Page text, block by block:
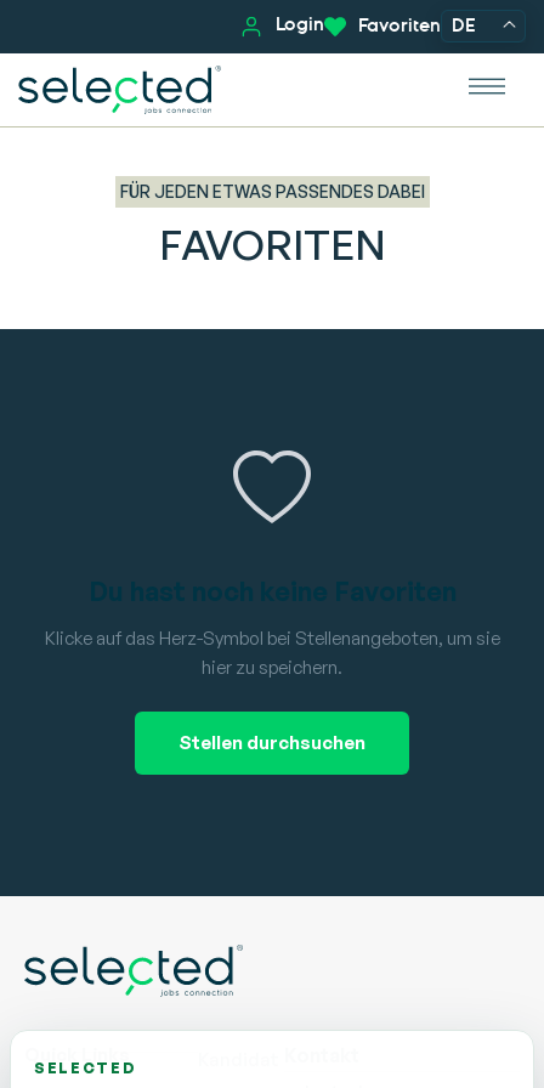
Login Favoriten DE
FÜR JEDEN ETWAS PASSENDES DABEI
FAVORITEN
Du hast noch keine Favoriten
Klicke auf das Herz-Symbol bei Stellenangeboten, um sie
hier zu speichern.
Stellen durchsuchen
SELECTED